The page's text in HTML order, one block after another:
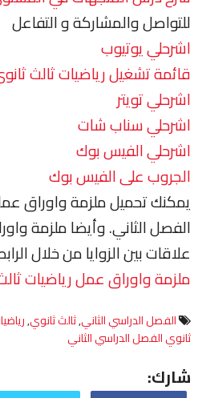
للتواصل والمشاركة و التفاعل
اشرحلي يوتيوب
قائمة تشغيل رياضيات ثالث
اشرحلي تويتر
اشرحلي سناب شات
اشرحلي الفيس بوك
الجروب على الفيس بوك
يمكنك تحميل ملزمة واوراق
الفصل الثاني. وأيضا ملزمة
علاقات بين الزوايا من خلال
ملزمة واوراق عمل رياضيات
الفصل الدراسي الثاني,ثالث ثانوي,
ثانوي الفصل الدراسي الثاني
شارك: